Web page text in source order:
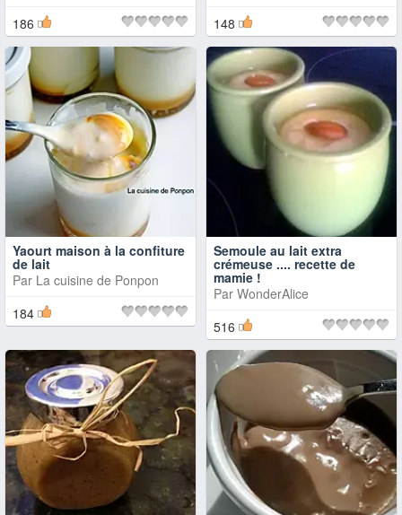
186
148
Yaourt maison à la confiture
de lait
Par La cuisine de Ponpon
184
Semoule au lait extra
crémeuse .... recette de
mamie !
Par WonderAlice
516